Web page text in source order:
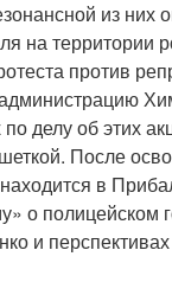
из них
на территории
против
делу об этих
После
в
о полицейском
и